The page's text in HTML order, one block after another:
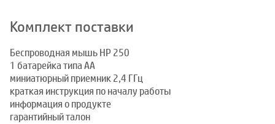
Комплект поставки
Беспроводная мышь HP 250
1 батарейка типа AA
миниатюрный приемник 2,4 ГГц
краткая инструкция по началу работы
информация о продукте
гарантийный талон